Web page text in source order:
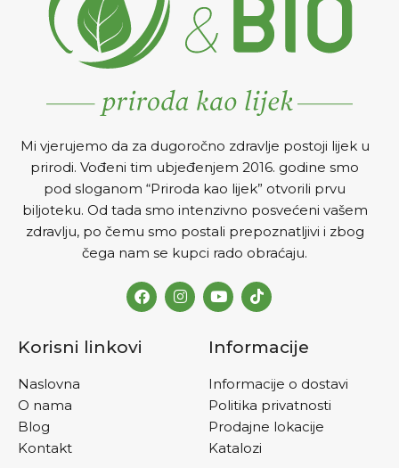
Mi vjerujemo da za dugoročno zdravlje postoji lijek u
prirodi. Vođeni tim ubjeđenjem 2016. godine smo
pod sloganom “Priroda kao lijek” otvorili prvu
biljoteku. Od tada smo intenzivno posvećeni vašem
zdravlju, po čemu smo postali prepoznatljivi i zbog
čega nam se kupci rado obraćaju.
Korisni linkovi
Naslovna
O nama
Blog
Kontakt
Informacije
Informacije o dostavi
Politika privatnosti
Prodajne lokacije
Katalozi